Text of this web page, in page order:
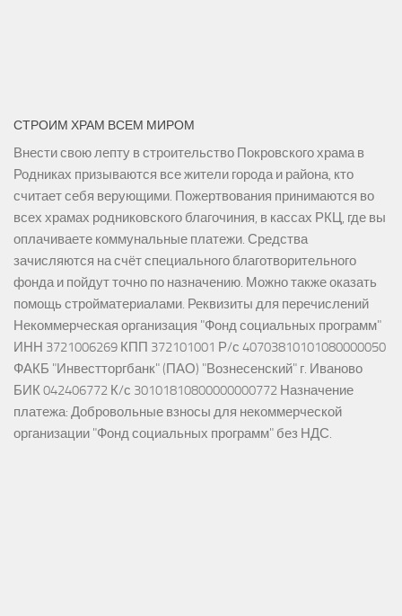
СТРОИМ ХРАМ ВСЕМ МИРОМ
Внести свою лепту в строительство Покровского храма в
Родниках призываются все жители города и района, кто
считает себя верующими. Пожертвования принимаются во
всех храмах родниковского благочиния, в кассах РКЦ, где вы
оплачиваете коммунальные платежи. Средства
зачисляются на счёт специального благотворительного
фонда и пойдут точно по назначению. Можно также оказать
помощь стройматериалами. Реквизиты для перечислений
Некоммерческая организация "Фонд социальных программ"
ИНН 3721006269 КПП 372101001 Р/с 40703810101080000050
ФАКБ "Инвестторгбанк" (ПАО) "Вознесенский" г. Иваново
БИК 042406772 К/с 30101810800000000772 Назначение
платежа: Добровольные взносы для некоммерческой
организации "Фонд социальных программ" без НДС.